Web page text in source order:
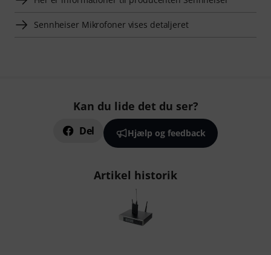
Sennheiser Mikrofoner vises detaljeret
Kan du lide det du ser?
Del Hjælp og feedback
Artikel historik